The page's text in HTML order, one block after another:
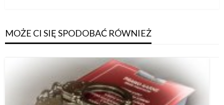
MOŻE CI SIĘ SPODOBAĆ RÓWNIEŻ